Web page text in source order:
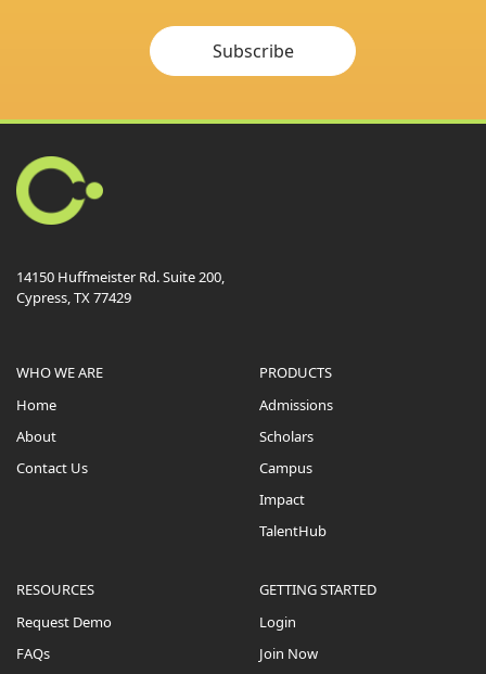
Subscribe
14150 Huffmeister Rd. Suite 200,
Cypress, TX 77429
WHO WE ARE
Home
About
Contact Us
PRODUCTS
Admissions
Scholars
Campus
Impact
TalentHub
RESOURCES
Request Demo
FAQs
GETTING STARTED
Login
Join Now